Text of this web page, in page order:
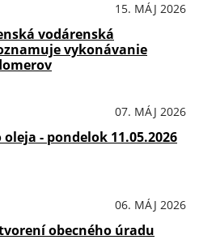
15. MÁJ 2026
vodárenská
vykonávanie
07. MÁJ 2026
- pondelok 11.05.2026
06. MÁJ 2026
obecného úradu